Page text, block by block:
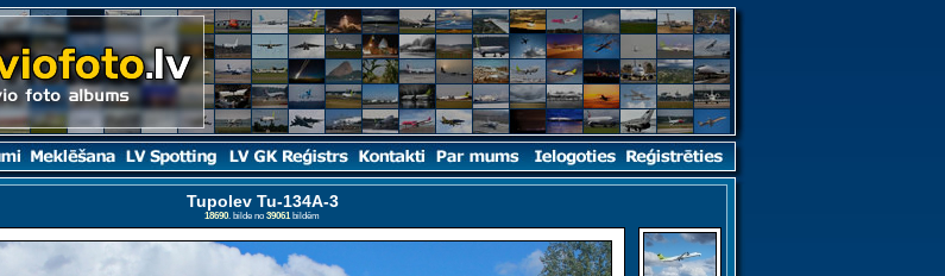
Tupolev Tu-134A-3
18690. bilde no 39061bildēm